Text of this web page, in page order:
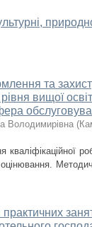
та
вищої
Володимирівна (
кваліфікаційної